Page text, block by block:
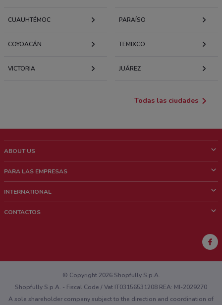
CUAUHTÉMOC PARAÍSO
COYOACÁN TEMIXCO
VICTORIA JUÁREZ
Todas las ciudades
ABOUT US
¿Quiénes Somos?
Trabaja con nosotros
PARA LAS EMPRESAS
Contacto comercial
INTERNATIONAL
CONTACTOS
¿Encontraste un problema en la web o en la aplicación?
© Copyright 2026 Shopfully S.p.A.
Shopfully S.p.A. - Fiscal Code / Vat IT03156531208 REA: MI-2029270
A sole shareholder company subject to the direction and coordination of